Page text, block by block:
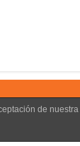
de nuestra